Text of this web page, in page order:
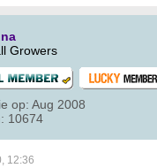
Growers
op: Aug 2008
10674
12:36